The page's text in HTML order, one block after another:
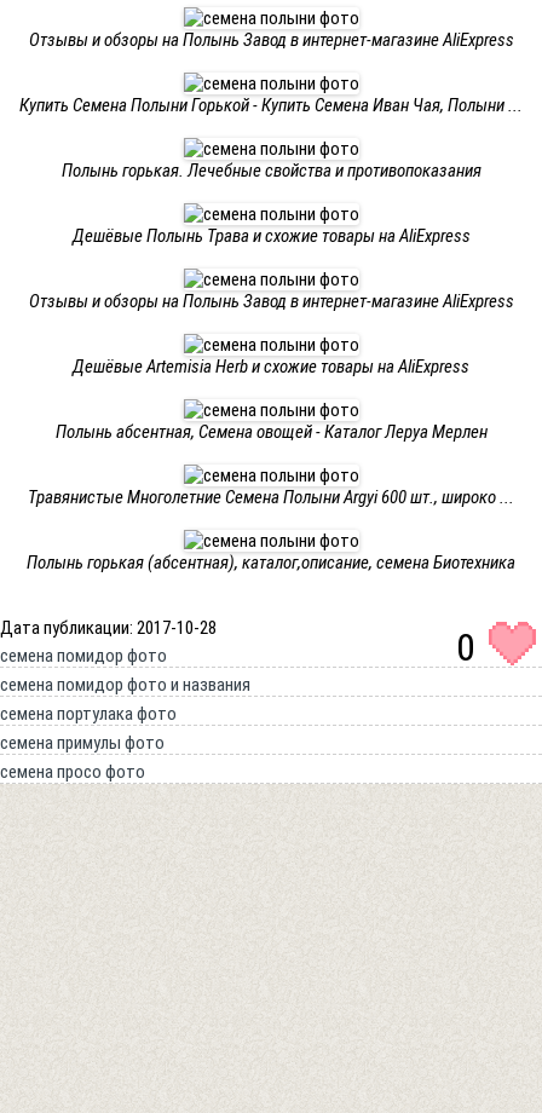
Отзывы и обзоры на Полынь Завод в интернет-магазине AliExpress
Купить Семена Полыни Горькой - Купить Семена Иван Чая, Полыни ...
Полынь горькая. Лечебные свойства и противопоказания
Дешёвые Полынь Трава и схожие товары на AliExpress
Отзывы и обзоры на Полынь Завод в интернет-магазине AliExpress
Дешёвые Artemisia Herb и схожие товары на AliExpress
Полынь абсентная, Семена овощей - Каталог Леруа Мерлен
Травянистые Многолетние Семена Полыни Argyi 600 шт., широко ...
Полынь горькая (абсентная), каталог,описание, семена Биотехника
Дата публикации: 2017-10-28 0
семена помидор фото
семена помидор фото и названия
семена портулака фото
семена примулы фото
семена просо фото